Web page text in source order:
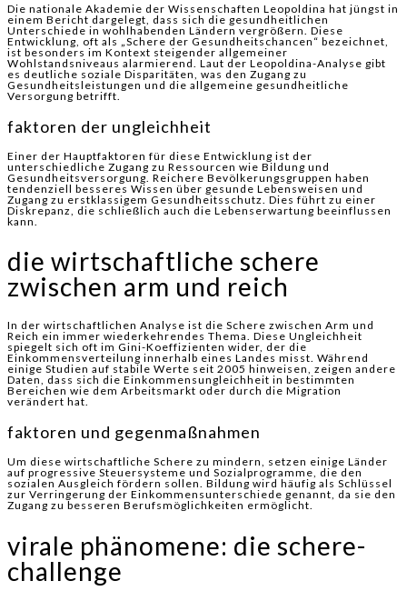
Die nationale Akademie der Wissenschaften Leopoldina hat jüngst in
einem Bericht dargelegt, dass sich die gesundheitlichen
Unterschiede in wohlhabenden Ländern vergrößern. Diese
Entwicklung, oft als „Schere der Gesundheitschancen“ bezeichnet,
ist besonders im Kontext steigender allgemeiner
Wohlstandsniveaus alarmierend. Laut der Leopoldina-Analyse gibt
es deutliche soziale Disparitäten, was den Zugang zu
Gesundheitsleistungen und die allgemeine gesundheitliche
Versorgung betrifft.
faktoren der ungleichheit
Einer der Hauptfaktoren für diese Entwicklung ist der
unterschiedliche Zugang zu Ressourcen wie Bildung und
Gesundheitsversorgung. Reichere Bevölkerungsgruppen haben
tendenziell besseres Wissen über gesunde Lebensweisen und
Zugang zu erstklassigem Gesundheitsschutz. Dies führt zu einer
Diskrepanz, die schließlich auch die Lebenserwartung beeinflussen
kann.
die wirtschaftliche schere
zwischen arm und reich
In der wirtschaftlichen Analyse ist die Schere zwischen Arm und
Reich ein immer wiederkehrendes Thema. Diese Ungleichheit
spiegelt sich oft im Gini-Koeffizienten wider, der die
Einkommensverteilung innerhalb eines Landes misst. Während
einige Studien auf stabile Werte seit 2005 hinweisen, zeigen andere
Daten, dass sich die Einkommensungleichheit in bestimmten
Bereichen wie dem Arbeitsmarkt oder durch die Migration
verändert hat.
faktoren und gegenmaßnahmen
Um diese wirtschaftliche Schere zu mindern, setzen einige Länder
auf progressive Steuersysteme und Sozialprogramme, die den
sozialen Ausgleich fördern sollen. Bildung wird häufig als Schlüssel
zur Verringerung der Einkommensunterschiede genannt, da sie den
Zugang zu besseren Berufsmöglichkeiten ermöglicht.
virale phänomene: die schere-
challenge